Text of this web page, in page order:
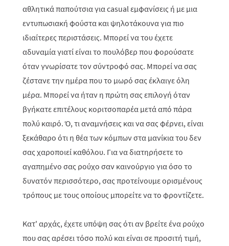
αθλητικά παπούτσια για casual εμφανίσεις ή με μια
εντυπωσιακή φούστα και ψηλοτάκουνα για πιο
ιδιαίτερες περιστάσεις. Μπορεί να του έχετε
αδυναμία γιατί είναι το πουλόβερ που φορούσατε
όταν γνωρίσατε τον σύντροφό σας. Μπορεί να σας
ζέστανε την ημέρα που το μωρό σας έκλαιγε όλη
μέρα. Μπορεί να ήταν η πρώτη σας επιλογή όταν
βγήκατε επιτέλους κοριτσοπαρέα μετά από πάρα
πολύ καιρό. Ό, τι αναμνήσεις και να σας φέρνει, είναι
ξεκάθαρο ότι η θέα των κόμπων στα μανίκια του δεν
σας χαροποιεί καθόλου. Για να διατηρήσετε το
αγαπημένο σας ρούχο σαν καινούργιο για όσο το
δυνατόν περισσότερο, σας προτείνουμε ορισμένους
τρόπους με τους οποίους μπορείτε να το φροντίζετε.
Κατ' αρχάς, έχετε υπόψη σας ότι αν βρείτε ένα ρούχο
που σας αρέσει τόσο πολύ και είναι σε προσιτή τιμή,